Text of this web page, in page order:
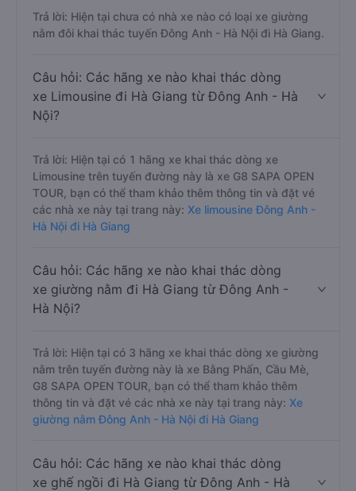
Trả lời: Hiện tại chưa có nhà xe nào có loại xe giường
nằm đôi khai thác tuyến Đông Anh - Hà Nội đi Hà Giang.
Câu hỏi: Các hãng xe nào khai thác dòng
xe Limousine đi Hà Giang từ Đông Anh - Hà
Nội?
Trả lời: Hiện tại có 1 hãng xe khai thác dòng xe
Limousine trên tuyến đường này là xe G8 SAPA OPEN
TOUR, bạn có thể tham khảo thêm thông tin và đặt vé
các nhà xe này tại trang này: Xe limousine Đông Anh -
Hà Nội đi Hà Giang
Câu hỏi: Các hãng xe nào khai thác dòng
xe giường nằm đi Hà Giang từ Đông Anh -
Hà Nội?
Trả lời: Hiện tại có 3 hãng xe khai thác dòng xe giường
nằm trên tuyến đường này là xe Bằng Phấn, Cầu Mè,
G8 SAPA OPEN TOUR, bạn có thể tham khảo thêm
thông tin và đặt vé các nhà xe này tại trang này: Xe
giường nằm Đông Anh - Hà Nội đi Hà Giang
Câu hỏi: Các hãng xe nào khai thác dòng
xe ghế ngồi đi Hà Giang từ Đông Anh - Hà